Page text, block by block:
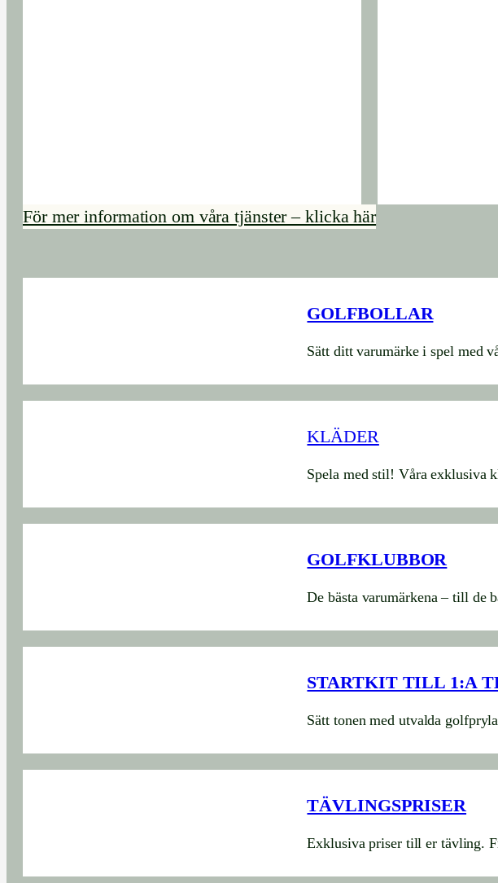
För mer information om våra tjänster – klicka här
GOLFBOLLAR
Sätt ditt varumärke i spel med
KLÄDER
Spela med stil! Våra exklusiva
GOLFKLUBBOR
De bästa varumärkena – till de
STARTKIT TILL 1:A
Sätt tonen med utvalda
TÄVLINGSPRISER
Exklusiva priser till er tävling.